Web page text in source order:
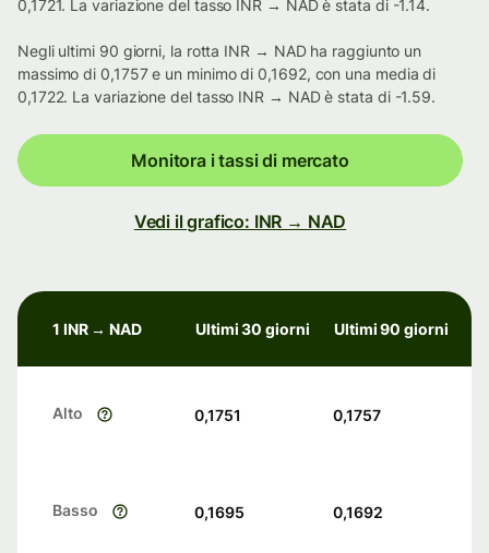
0,1721. La variazione del tasso INR → NAD è stata di -1.14.
Negli ultimi 90 giorni, la rotta INR → NAD ha raggiunto un
massimo di 0,1757 e un minimo di 0,1692, con una media di
0,1722. La variazione del tasso INR → NAD è stata di -1.59.
Monitora i tassi di mercato
Vedi il grafico: INR → NAD
1 INR → NAD Ultimi 30 giorni Ultimi 90 giorni
Alto 0,1751 0,1757
Basso 0,1695 0,1692